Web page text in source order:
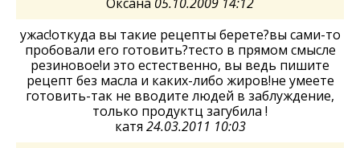
ужас!откуда вы такие рецепты берете?вы сами-то
пробовали его готовить?тесто в прямом смысле
резиновое!и это естественно, вы ведь пишите
рецепт без масла и каких-либо жиров!не умеете
готовить-так не вводите людей в заблуждение,
только продуктц загубила !
катя 24.03.2011 10:03